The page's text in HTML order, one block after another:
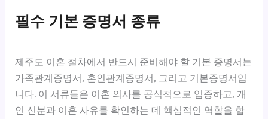
필수 기본 증명서 종류
제주도 이혼 절차에서 반드시 준비해야 할 기본 증명서는
가족관계증명서, 혼인관계증명서, 그리고 기본증명서입
니다. 이 서류들은 이혼 의사를 공식적으로 입증하고, 개
인 신분과 이혼 사유를 확인하는 데 핵심적인 역할을 합